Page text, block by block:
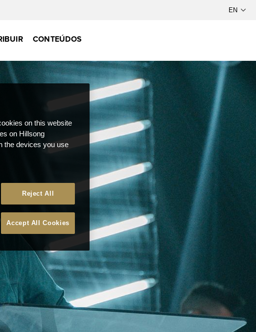
CONTEÚDOS
on this website
on Hillsong
the devices you use
Reject All
Accept All Cookies